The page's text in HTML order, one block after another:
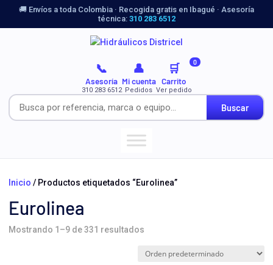
🚚 Envíos a toda Colombia · Recogida gratis en Ibagué · Asesoría
técnica: 310 283 6512
Buscar
📞
Asesoría
310 283 6512
👤
Mi cuenta
Pedidos
🛒 0
Carrito
Ver pedido
Inicio / Productos etiquetados “Eurolinea”
Eurolinea
Mostrando 1–9 de 331 resultados